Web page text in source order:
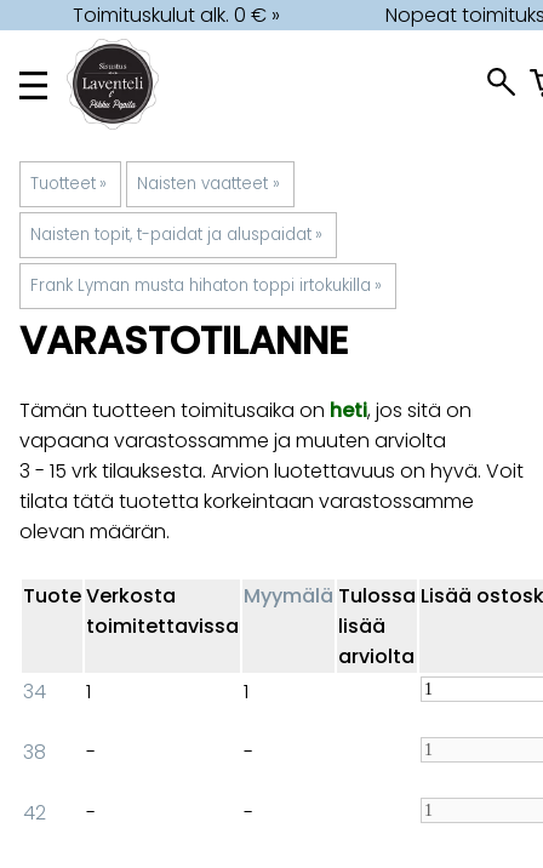
Toimituskulut alk. 0 € » Nopeat
Tuotteet ‪» Naisten vaatteet ‪»
Naisten topit, t-paidat ja aluspaidat ‪»
Frank Lyman musta hihaton toppi irtokukilla ‪»
VARASTOTILANNE
Tämän tuotteen toimitusaika on heti, jos sitä on
vapaana varastossamme ja muuten arviolta
3 - 15 vrktilauksesta. Arvion luotettavuus on hyvä. Voit
tilata tätä tuotetta korkeintaan varastossamme
olevan määrän.
TuoteVerkosta
toimitettavissa
Myymälä Tulossa
lisää
arviolta
Lisää
34 1 1
38 - -
42 - -